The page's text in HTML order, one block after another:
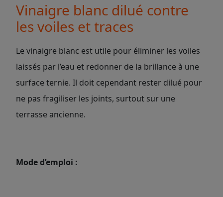
Vinaigre blanc dilué contre
les voiles et traces
Le vinaigre blanc est utile pour éliminer les voiles
laissés par l’eau et redonner de la brillance à une
surface ternie. Il doit cependant rester dilué pour
ne pas fragiliser les joints, surtout sur une
terrasse ancienne.
Mode d’emploi :